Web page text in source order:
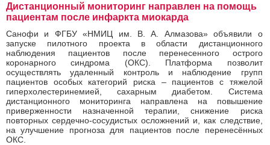
Дистанционный мониторинг направлен на помощь
пациентам после инфаркта миокарда
Санофи и ФГБУ «НМИЦ им. В. А. Алмазова» объявили о
запуске пилотного проекта в области дистанционного
наблюдения пациентов после перенесенного острого
коронарного синдрома (ОКС). Платформа позволит
осуществлять удаленный контроль и наблюдение групп
пациентов особых категорий риска – пациентов с тяжелой
гиперхолестеринемией, сахарным диабетом. Система
дистанционного мониторинга направлена на повышение
приверженности назначенной терапии, снижение риска
повторных сердечно-сосудистых осложнений и, как следствие,
на улучшение прогноза для пациентов после перенесённых
ОКС.